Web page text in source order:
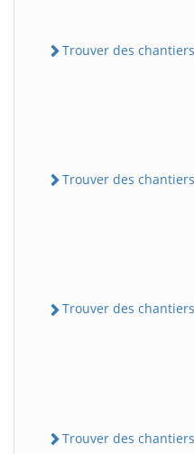
Trouver des chantiers
Trouver des chantiers
Trouver des chantiers
Trouver des chantiers